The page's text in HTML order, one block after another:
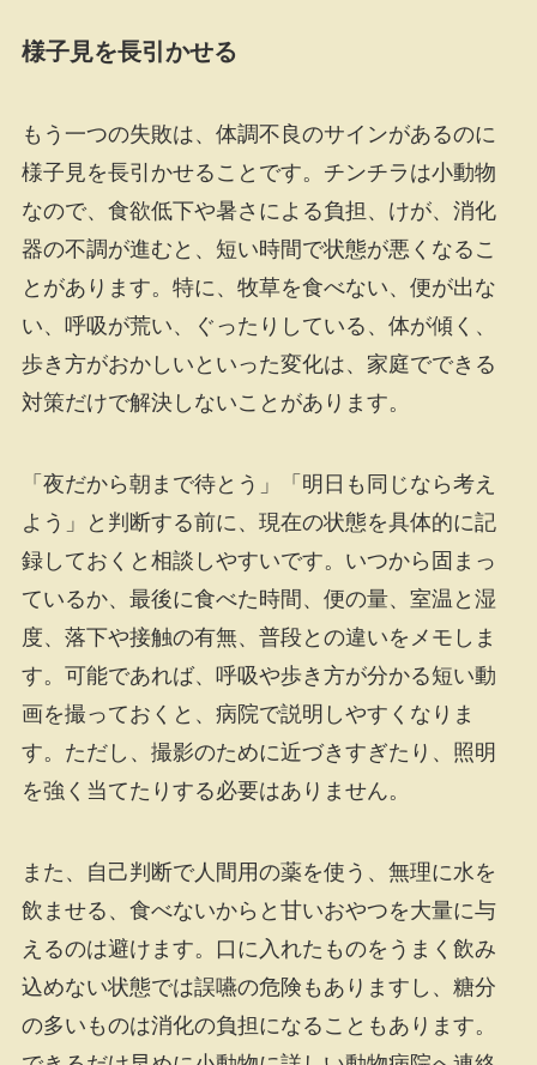
様子見を長引かせる
もう一つの失敗は、体調不良のサインがあるのに
様子見を長引かせることです。チンチラは小動物
なので、食欲低下や暑さによる負担、けが、消化
器の不調が進むと、短い時間で状態が悪くなるこ
とがあります。特に、牧草を食べない、便が出な
い、呼吸が荒い、ぐったりしている、体が傾く、
歩き方がおかしいといった変化は、家庭でできる
対策だけで解決しないことがあります。
「夜だから朝まで待とう」「明日も同じなら考え
よう」と判断する前に、現在の状態を具体的に記
録しておくと相談しやすいです。いつから固まっ
ているか、最後に食べた時間、便の量、室温と湿
度、落下や接触の有無、普段との違いをメモしま
す。可能であれば、呼吸や歩き方が分かる短い動
画を撮っておくと、病院で説明しやすくなりま
す。ただし、撮影のために近づきすぎたり、照明
を強く当てたりする必要はありません。
また、自己判断で人間用の薬を使う、無理に水を
飲ませる、食べないからと甘いおやつを大量に与
えるのは避けます。口に入れたものをうまく飲み
込めない状態では誤嚥の危険もありますし、糖分
の多いものは消化の負担になることもあります。